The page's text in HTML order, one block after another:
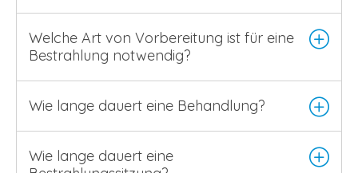
Welche Art von Vorbereitung ist für eine
Bestrahlung notwendig?
Wie lange dauert eine Behandlung?
Wie lange dauert eine